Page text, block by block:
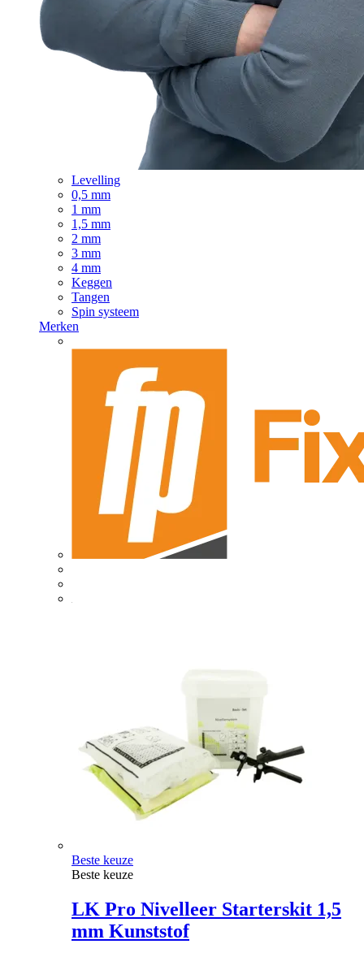
Levelling
0,5 mm
1 mm
1,5 mm
2 mm
3 mm
4 mm
Keggen
Tangen
Spin systeem
Merken
Beste keuze
Beste keuze
LK Pro Nivelleer Starterskit 1,5
mm Kunststof